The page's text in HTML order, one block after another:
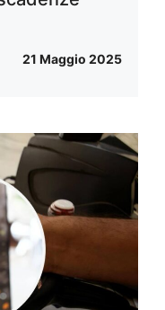
21 Maggio 2025